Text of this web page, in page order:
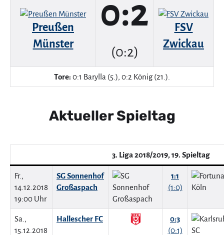
Preußen
Münster
0:2
(0:2)
FSV
Zwickau
Tore: 0:1 Barylla (5.), 0:2 König (21.).
Aktueller Spieltag
3. Liga 2018/2019, 19. Spieltag
Fr.,
14.12.2018
19:00 Uhr
SG Sonnenhof
Großaspach
1:1
(1:0)
Sa.,
15.12.2018
Hallescher FC
0:3
(0:1)